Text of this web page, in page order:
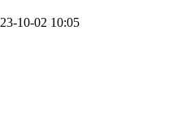
23-10-02 10:05